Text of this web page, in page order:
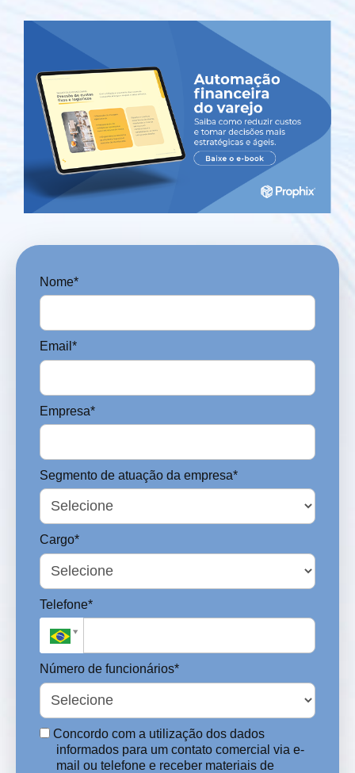
Nome*
Email*
Empresa*
Segmento de atuação da empresa*
Cargo*
Telefone*
Número de funcionários*
Concordo com a utilização dos dados
informados para um contato comercial via e-
mail ou telefone e receber materiais de